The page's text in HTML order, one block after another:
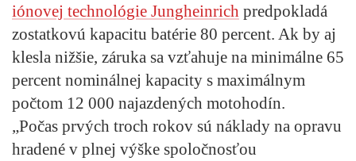
iónovej technológie Jungheinrich predpokladá
zostatkovú kapacitu batérie 80 percent. Ak by aj
klesla nižšie, záruka sa vzťahuje na minimálne 65
percent nominálnej kapacity s maximálnym
počtom 12 000 najazdených motohodín.
„Počas prvých troch rokov sú náklady na opravu
hradené v plnej výške spoločnosťou